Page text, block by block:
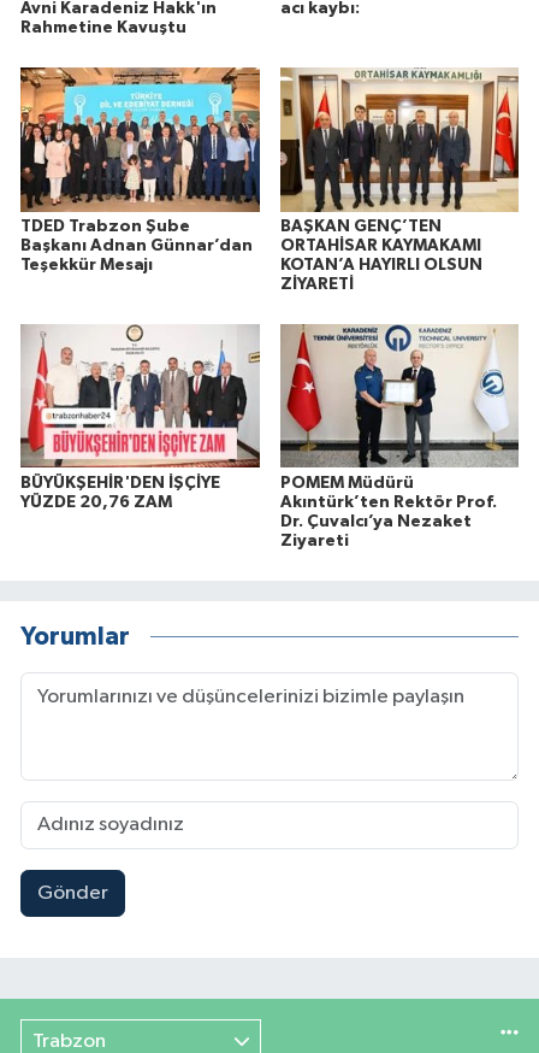
Avni Karadeniz Hakk'ın
Rahmetine Kavuştu
acı kaybı:
TDED Trabzon Şube
Başkanı Adnan Günnar’dan
Teşekkür Mesajı
BAŞKAN GENÇ’TEN
ORTAHİSAR KAYMAKAMI
KOTAN’A HAYIRLI OLSUN
ZİYARETİ
BÜYÜKŞEHİR'DEN İŞÇİYE
YÜZDE 20,76 ZAM
POMEM Müdürü
Akıntürk’ten Rektör Prof.
Dr. Çuvalcı’ya Nezaket
Ziyareti
Yorumlar
Gönder
Trabzon